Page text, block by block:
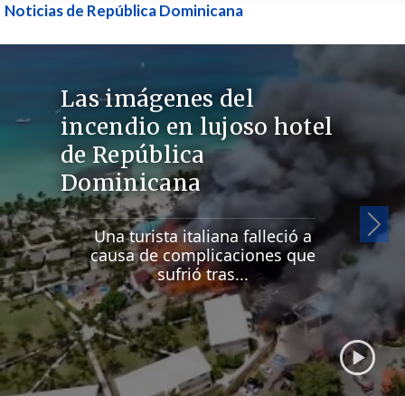
Noticias de República Dominicana
Las imágenes del
incendio en lujoso hotel
de República
Dominicana
Una turista italiana falleció a
causa de complicaciones que
sufrió tras...